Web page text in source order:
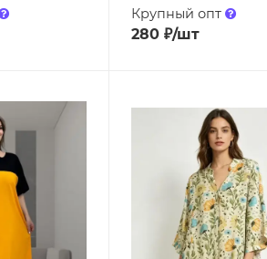
Крупный опт
280₽/шт